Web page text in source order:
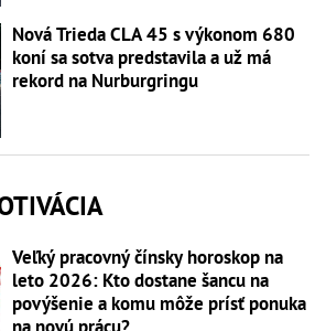
Nová Trieda CLA 45 s výkonom 680
koní sa sotva predstavila a už má
rekord na Nurburgringu
Veľký pracovný čínsky horoskop na
leto 2026: Kto dostane šancu na
povýšenie a komu môže prísť ponuka